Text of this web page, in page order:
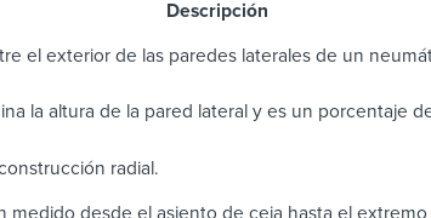
el exterior de las paredes laterales de un
la altura de la pared lateral y es un porcentaje
radial.
medido desde el asiento de ceja hasta el